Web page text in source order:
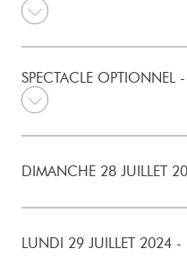
SPECTACLE OPTIONNEL
DIMANCHE 28 JUILLET
LUNDI 29 JUILLET 2024 -